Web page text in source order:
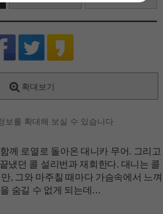
확대보기
보를 확대해 보실 수 있습니다
께 로열로 돌아온 대니카 무어. 그리고
냈던 콜 설리번과 재회한다. 대니는 콜
, 그와 마주칠 때마다 가슴속에서 느껴
숨길 수 없게 되는데…